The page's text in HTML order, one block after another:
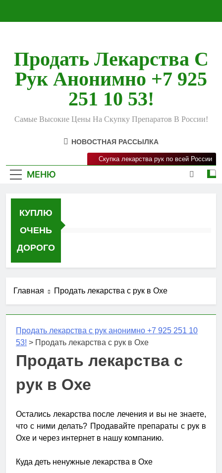
Продать Лекарства С
Рук Анонимно +7 925
251 10 53!
Самые Высокие Цены На Скупку Препаратов В России!
НОВОСТНАЯ РАССЫЛКА
МЕНЮ
Скупка лекарства рук по всей России
КУПЛЮ
ОЧЕНЬ
ДОРОГО
Главная Продать лекарства с рук в Охе
Продать лекарства с рук анонимно +7 925 251 10
53! > Продать лекарства с рук в Охе
Продать лекарства с
рук в Охе
Остались лекарства после лечения и вы не знаете,
что с ними делать? Продавайте препараты с рук в
Охе и через интернет в нашу компанию.
Куда деть ненужные лекарства в Охе